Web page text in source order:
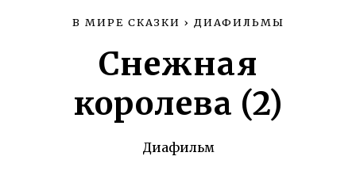
В МИРЕ СКАЗКИ › ДИАФИЛЬМЫ
Снежная
королева (2)
Диафильм